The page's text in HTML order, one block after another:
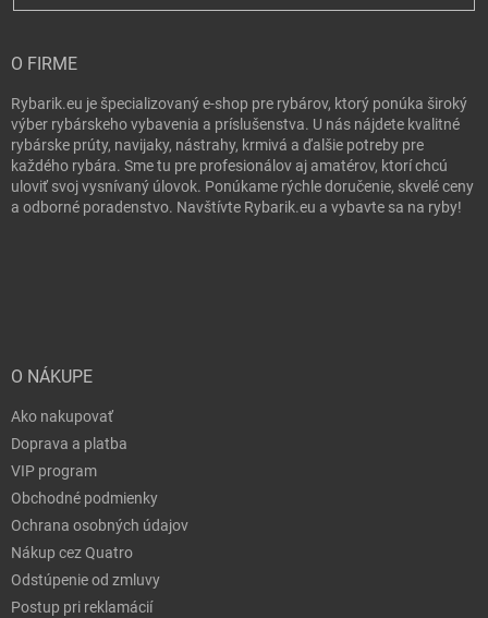
O FIRME
Rybarik.eu je špecializovaný e-shop pre rybárov, ktorý ponúka široký
výber rybárskeho vybavenia a príslušenstva. U nás nájdete kvalitné
rybárske prúty, navijaky, nástrahy, krmivá a ďalšie potreby pre
každého rybára. Sme tu pre profesionálov aj amatérov, ktorí chcú
uloviť svoj vysnívaný úlovok. Ponúkame rýchle doručenie, skvelé ceny
a odborné poradenstvo. Navštívte Rybarik.eu a vybavte sa na ryby!
O NÁKUPE
Ako nakupovať
Doprava a platba
VIP program
Obchodné podmienky
Ochrana osobných údajov
Nákup cez Quatro
Odstúpenie od zmluvy
Postup pri reklamácií